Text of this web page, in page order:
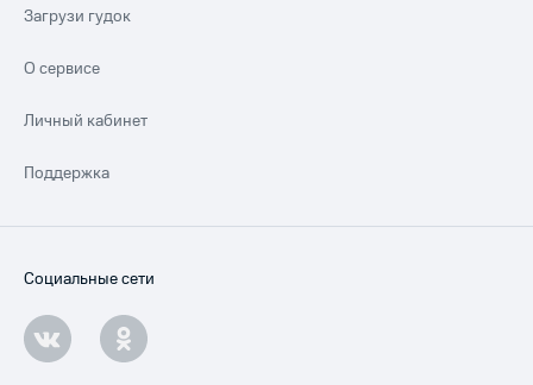
Загрузи гудок
О сервисе
Личный кабинет
Поддержка
Социальные сети